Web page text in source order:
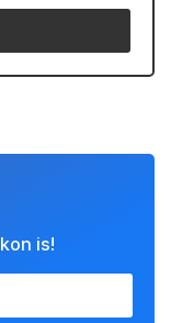
is!